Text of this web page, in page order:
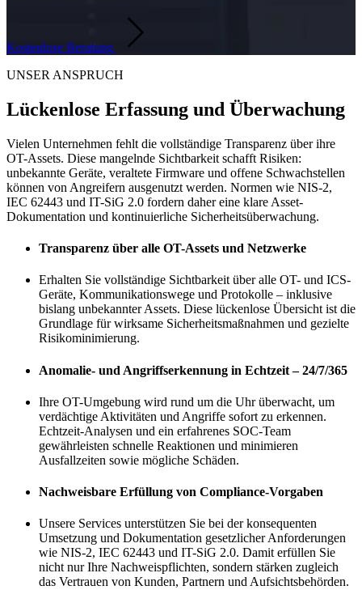
Kostenlose Beratung
UNSER ANSPRUCH
Lückenlose Erfassung und Überwachung
Vielen Unternehmen fehlt die vollständige Transparenz über ihre
OT-Assets. Diese mangelnde Sichtbarkeit schafft Risiken:
unbekannte Geräte, veraltete Firmware und offene Schwachstellen
können von Angreifern ausgenutzt werden. Normen wie NIS-2,
IEC 62443 und IT-SiG 2.0 fordern daher eine klare Asset-
Dokumentation und kontinuierliche Sicherheitsüberwachung.
Transparenz über alle OT-Assets und Netzwerke
Erhalten Sie vollständige Sichtbarkeit über alle OT- und ICS-
Geräte, Kommunikationswege und Protokolle – inklusive
bislang unbekannter Assets. Diese lückenlose Übersicht ist die
Grundlage für wirksame Sicherheitsmaßnahmen und gezielte
Risikominimierung.
Anomalie- und Angriffserkennung in Echtzeit – 24/7/365
Ihre OT-Umgebung wird rund um die Uhr überwacht, um
verdächtige Aktivitäten und Angriffe sofort zu erkennen.
Echtzeit-Analysen und ein erfahrenes SOC-Team
gewährleisten schnelle Reaktionen und minimieren
Ausfallzeiten sowie mögliche Schäden.
Nachweisbare Erfüllung von Compliance-Vorgaben
Unsere Services unterstützen Sie bei der konsequenten
Umsetzung und Dokumentation gesetzlicher Anforderungen
wie NIS-2, IEC 62443 und IT-SiG 2.0. Damit erfüllen Sie
nicht nur Ihre Nachweispflichten, sondern stärken zugleich
das Vertrauen von Kunden, Partnern und Aufsichtsbehörden.